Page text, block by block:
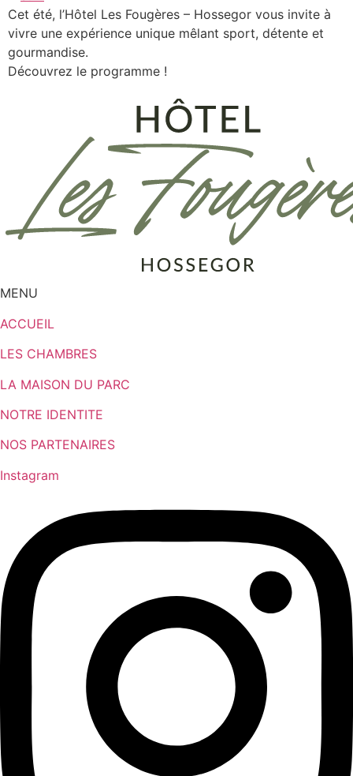
Cet été, l’Hôtel Les Fougères – Hossegor vous invite à
vivre une expérience unique mêlant sport, détente et
gourmandise.
Découvrez le programme !
MENU
ACCUEIL
LES CHAMBRES
LA MAISON DU PARC
NOTRE IDENTITE
NOS PARTENAIRES
Instagram